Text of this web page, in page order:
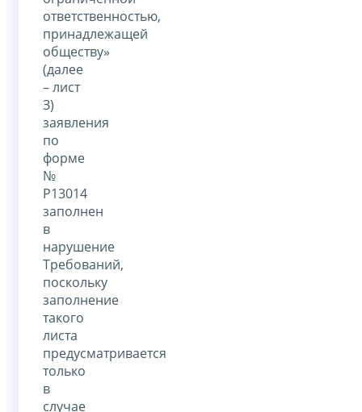
ответственностью,
принадлежащей
обществу»
(далее
– лист
З)
заявления
по
форме
№
Р13014
заполнен
в
нарушение
Требований,
поскольку
заполнение
такого
листа
предусматривается
только
в
случае